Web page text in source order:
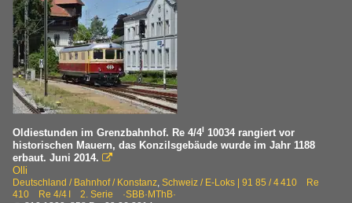
Oldiestunden im Grenzbahnhof. Re 4/4I 10034 rangiert vor
historischen Mauern, das Konzilsgebäude wurde im Jahr 1188
erbaut. Juni 2014. 
Olli
Deutschland / Bahnhof / Konstanz, Schweiz / E-Loks | 91 85 / 4 410 Re
410 Re 4/4 I 2. Serie ·SBB·MThB·